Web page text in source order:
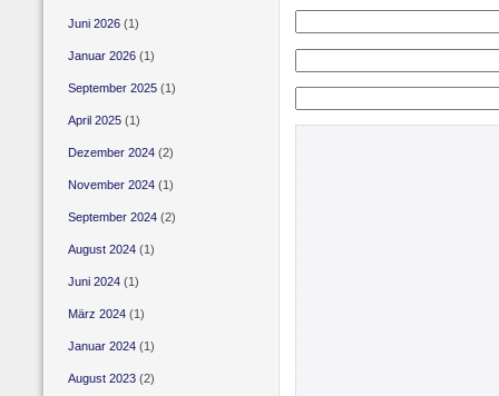
Juni 2026(1)
Januar 2026(1)
September 2025(1)
April 2025(1)
Dezember 2024(2)
November 2024(1)
September 2024(2)
August 2024(1)
Juni 2024(1)
März 2024(1)
Januar 2024(1)
August 2023(2)